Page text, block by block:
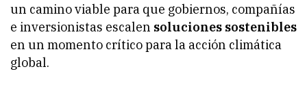
un camino viable para que gobiernos, compañías
e inversionistas escalen soluciones sostenibles
en un momento crítico para la acción climática
global.